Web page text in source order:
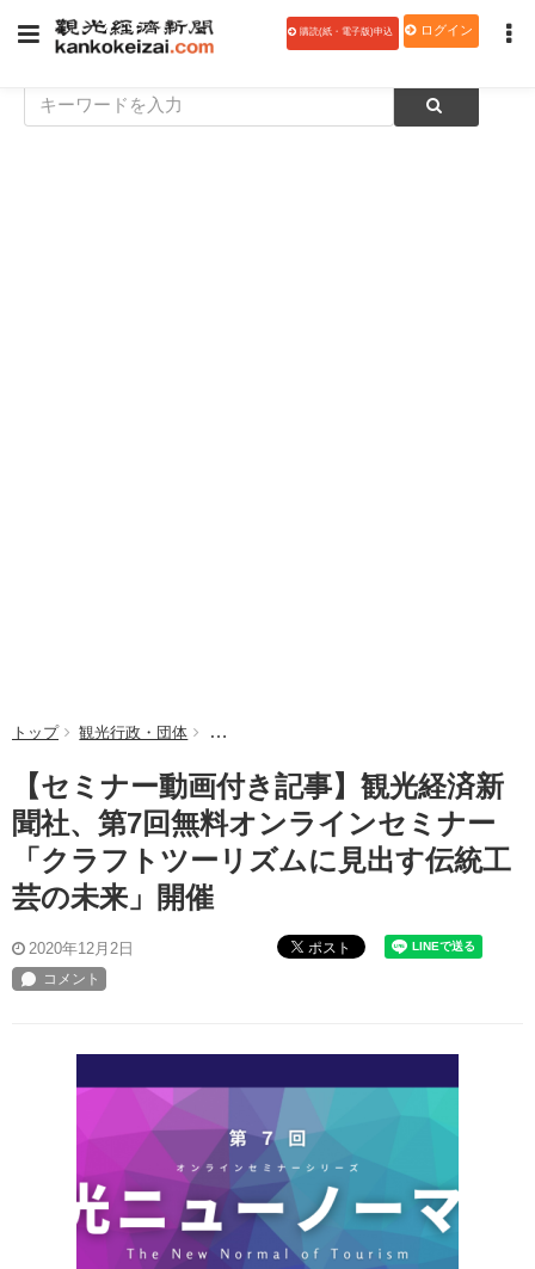
購読(紙・電子版)申込 ログイン
トップ 観光行政・団体 【セミナー動画付き記事】観光経済新聞社、
【セミナー動画付き記事】観光経済新
聞社、第7回無料オンラインセミナー
「クラフトツーリズムに見出す伝統工
芸の未来」開催
2020年12月2日 ポスト